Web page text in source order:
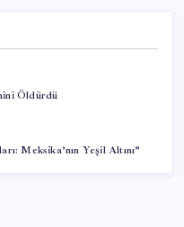
Öldürdü
Meksika’nın Yeşil Altını”